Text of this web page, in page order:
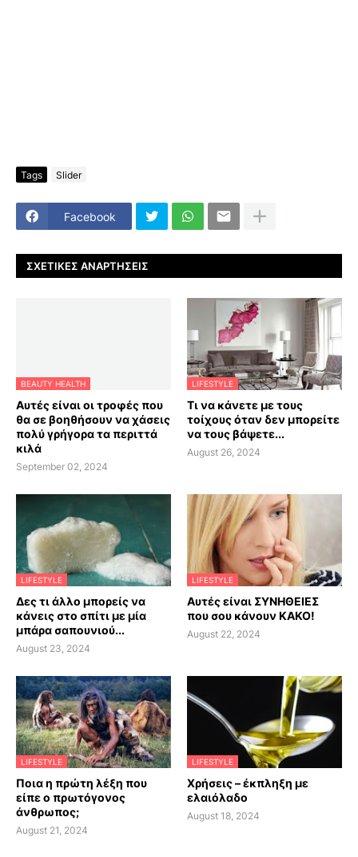
Tags Slider
Facebook
ΣΧΕΤΙΚΈΣ ΑΝΑΡΤΉΣΕΙΣ
BEAUTY HEALTH
Αυτές είναι οι τροφές που
θα σε βοηθήσουν να χάσεις
πολύ γρήγορα τα περιττά
κιλά
September 02, 2024
LIFESTYLE
Τι να κάνετε με τους
τοίχους όταν δεν μπορείτε
να τους βάψετε...
August 26, 2024
LIFESTYLE
Δες τι άλλο μπορείς να
κάνεις στο σπίτι με μία
μπάρα σαπουνιού...
August 23, 2024
LIFESTYLE
Αυτές είναι ΣΥΝΗΘΕΙΕΣ
που σου κάνουν ΚΑΚΟ!
August 22, 2024
LIFESTYLE
Ποια η πρώτη λέξη που
είπε ο πρωτόγονος
άνθρωπος;
August 21, 2024
LIFESTYLE
Χρήσεις – έκπληξη με
ελαιόλαδο
August 18, 2024